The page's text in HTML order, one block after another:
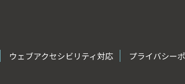
ウェブアクセシビリティ対応 プライバシー